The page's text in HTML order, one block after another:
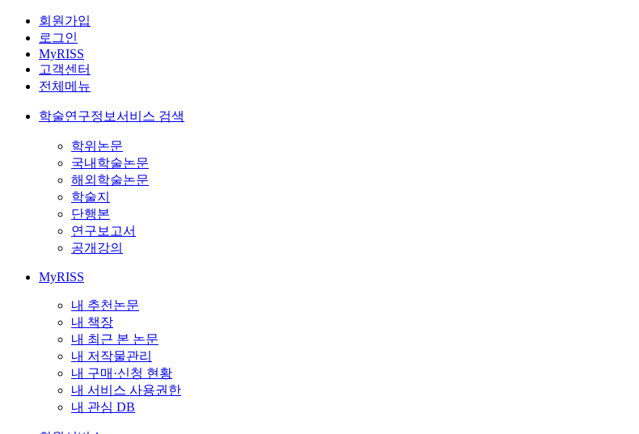
회원가입
로그인
MyRISS
고객센터
전체메뉴
학술연구정보서비스 검색
학위논문
국내학술논문
해외학술논문
학술지
단행본
연구보고서
공개강의
MyRISS
내 추천논문
내 책장
내 최근 본 논문
내 저작물관리
내 구매·신청 현황
내 서비스 사용권한
내 관심 DB